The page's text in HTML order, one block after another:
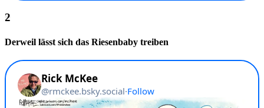
Derweil lässt sich das Riesenbaby treiben